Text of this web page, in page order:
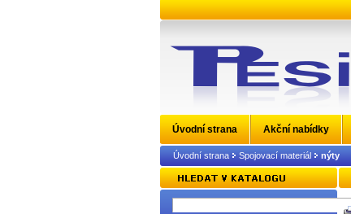
Úvodní strana Akční nabídky
Úvodní strana Spojovací materiál nýty